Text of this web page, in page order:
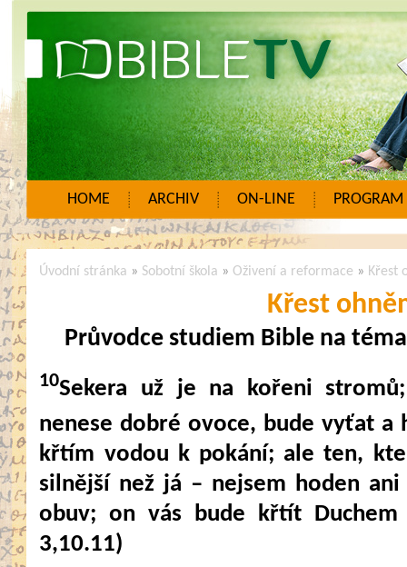
HOME ARCHIV ON-LINE PROGRAM
Úvodní stránka » Sobotní škola » Oživení a reformace » Křest
Křest
Průvodce studiem Bible na
10Sekera už je na kořeni
nenese dobré ovoce, bude vyťat a
křtím vodou k pokání; ale ten,
silnější než já – nejsem hoden
obuv; on vás bude křtít
3,10.11)